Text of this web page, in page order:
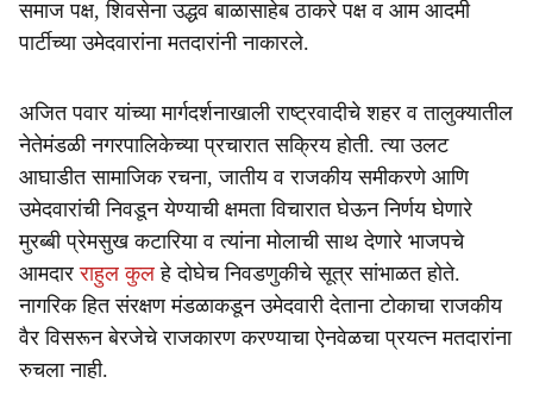
समाज पक्ष, शिवसेना उद्धव बाळासाहेब ठाकरे पक्ष व आम आदमी
पार्टीच्या उमेदवारांना मतदारांनी नाकारले.
अजित पवार यांच्या मार्गदर्शनाखाली राष्ट्रवादीचे शहर व तालुक्यातील
नेतेमंडळी नगरपालिकेच्या प्रचारात सक्रिय होती. त्या उलट
आघाडीत सामाजिक रचना, जातीय व राजकीय समीकरणे आणि
उमेदवारांची निवडून येण्याची क्षमता विचारात घेऊन निर्णय घेणारे
मुरब्बी प्रेमसुख कटारिया व त्यांना मोलाची साथ देणारे भाजपचे
आमदारराहुल कुल हे दोघेच निवडणुकीचे सूत्र सांभाळत होते.
नागरिक हित संरक्षण मंडळाकडून उमेदवारी देताना टोकाचा राजकीय
वैर विसरून बेरजेचे राजकारण करण्याचा ऐनवेळचा प्रयत्न मतदारांना
रुचला नाही.